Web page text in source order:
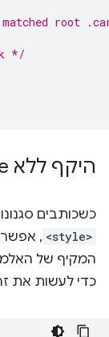
root
*/
היקף ללא Prelude
כשכותבים
<style> , אפשר
המקיף של
כדי לעשות את